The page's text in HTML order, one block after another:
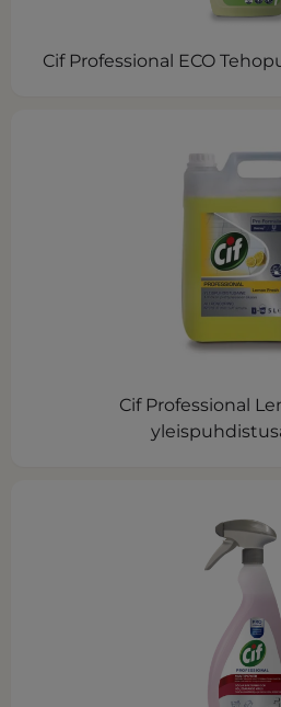
Cif Professional ECO
Cif Professional